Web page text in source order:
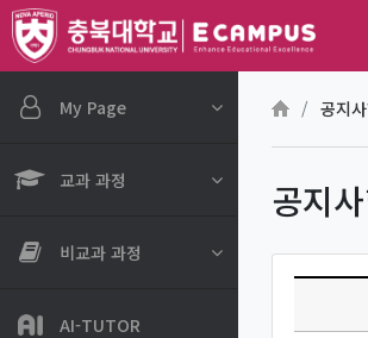
My Page
교과 과정
비교과 과정
AI-TUTOR
공지
공지